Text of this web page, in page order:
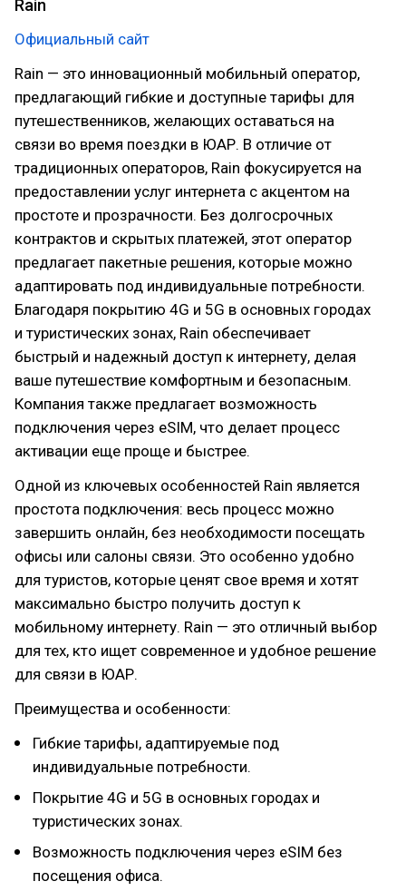
Rain
Официальный сайт
Rain — это инновационный мобильный оператор,
предлагающий гибкие и доступные тарифы для
путешественников, желающих оставаться на
связи во время поездки в ЮАР. В отличие от
традиционных операторов, Rain фокусируется на
предоставлении услуг интернета с акцентом на
простоте и прозрачности. Без долгосрочных
контрактов и скрытых платежей, этот оператор
предлагает пакетные решения, которые можно
адаптировать под индивидуальные потребности.
Благодаря покрытию 4G и 5G в основных городах
и туристических зонах, Rain обеспечивает
быстрый и надежный доступ к интернету, делая
ваше путешествие комфортным и безопасным.
Компания также предлагает возможность
подключения через eSIM, что делает процесс
активации еще проще и быстрее.
Одной из ключевых особенностей Rain является
простота подключения: весь процесс можно
завершить онлайн, без необходимости посещать
офисы или салоны связи. Это особенно удобно
для туристов, которые ценят свое время и хотят
максимально быстро получить доступ к
мобильному интернету. Rain — это отличный выбор
для тех, кто ищет современное и удобное решение
для связи в ЮАР.
Преимущества и особенности:
Гибкие тарифы, адаптируемые под
индивидуальные потребности.
Покрытие 4G и 5G в основных городах и
туристических зонах.
Возможность подключения через eSIM без
посещения офиса.